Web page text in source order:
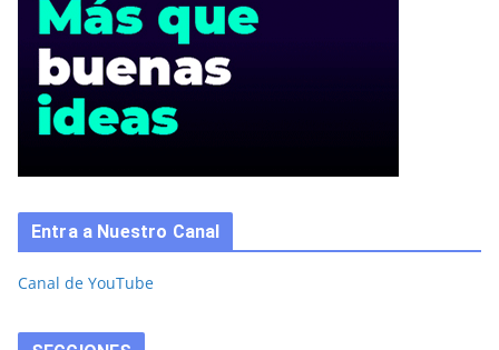
Entra a Nuestro Canal
Canal de YouTube